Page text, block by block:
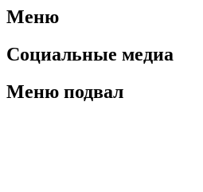
Меню
Социальные медиа
Меню подвал